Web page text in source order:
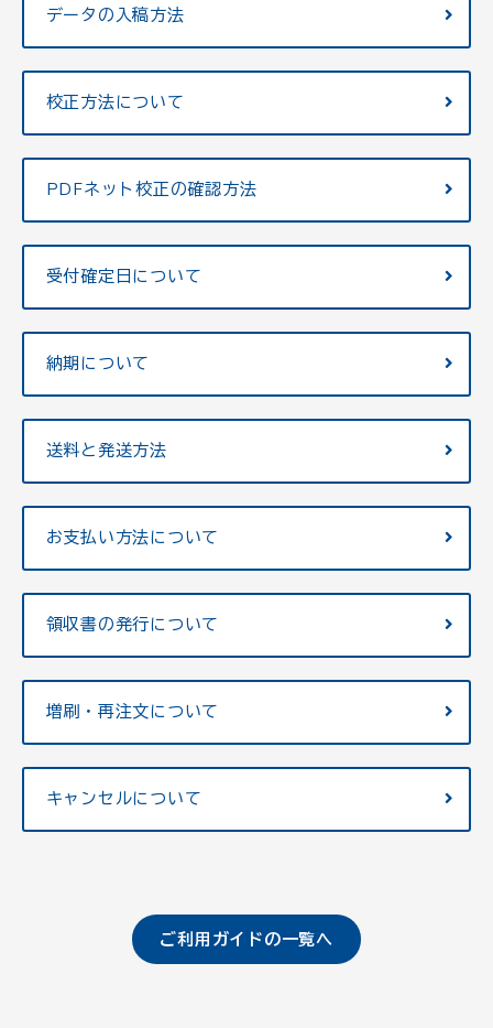
データの入稿方法
校正方法について
PDFネット校正の確認方法
受付確定日について
納期について
送料と発送方法
お支払い方法について
領収書の発行について
増刷・再注文について
キャンセルについて
ご利用ガイドの一覧へ